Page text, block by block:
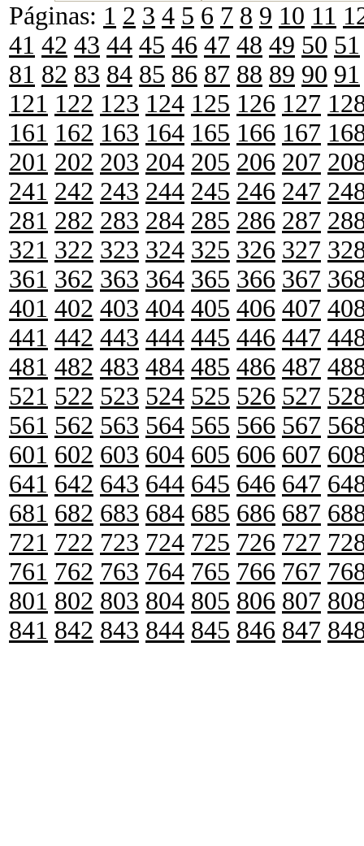
Páginas: 1 2 3 4 5 6 7 8 9 10 11
41 42 43 44 45 46 47 48 49 50 51
81 82 83 84 85 86 87 88 89 90 91
121 122 123 124 125 126 127
161 162 163 164 165 166 167
201 202 203 204 205 206 207
241 242 243 244 245 246 247
281 282 283 284 285 286 287
321 322 323 324 325 326 327
361 362 363 364 365 366 367
401 402 403 404 405 406 407
441 442 443 444 445 446 447
481 482 483 484 485 486 487
521 522 523 524 525 526 527
561 562 563 564 565 566 567
601 602 603 604 605 606 607
641 642 643 644 645 646 647
681 682 683 684 685 686 687
721 722 723 724 725 726 727
761 762 763 764 765 766 767
801 802 803 804 805 806 807
841 842 843 844 845 846 847